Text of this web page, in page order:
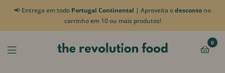
📢 Entrega em todo Portugal Continental | Aproveita odesconto no
carrinho em 10 ou mais produtos!
0